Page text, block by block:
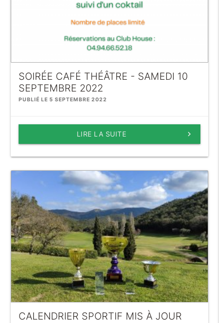
SOIRÉE CAFÉ THÉÂTRE - SAMEDI 10
SEPTEMBRE 2022
PUBLIÉ LE 5 SEPTEMBRE 2022
keyboard_arrow_right
LIRE LA SUITE
CALENDRIER SPORTIF MIS À JOUR